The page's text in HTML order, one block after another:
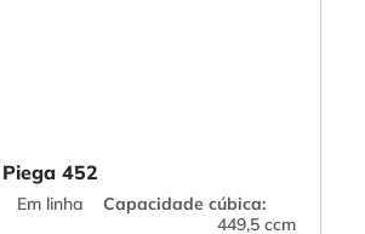
452
Em linha
Capacidade cúbica:
449,5 ccm